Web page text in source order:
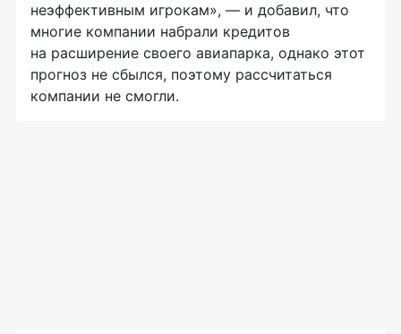
неэффективным игрокам», — и добавил, что
многие компании набрали кредитов
на расширение своего авиапарка, однако этот
прогноз не сбылся, поэтому рассчитаться
компании не смогли.